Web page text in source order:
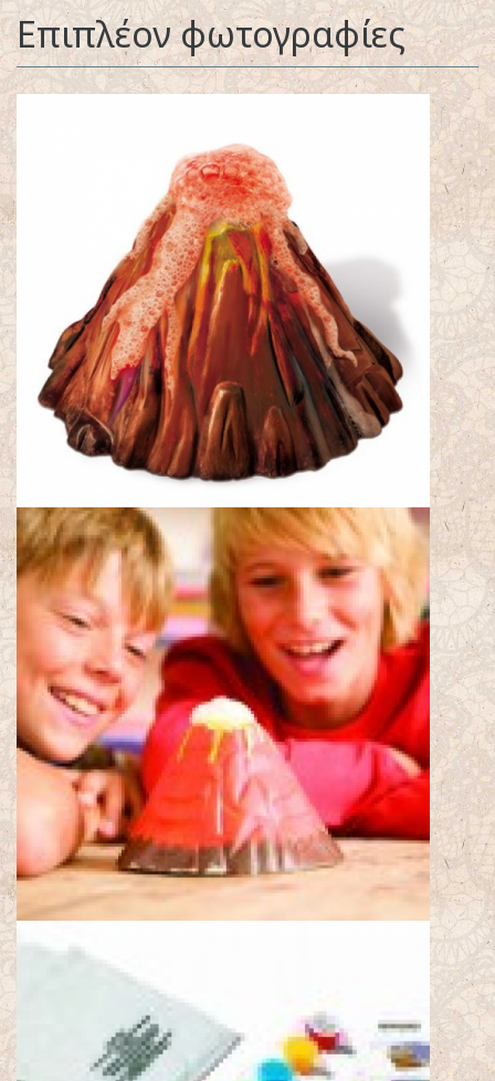
Επιπλέον φωτογραφίες